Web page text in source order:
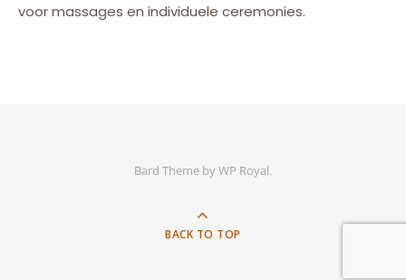
voor massages en individuele ceremonies.
Bard Theme byWP Royal.
BACK TO TOP